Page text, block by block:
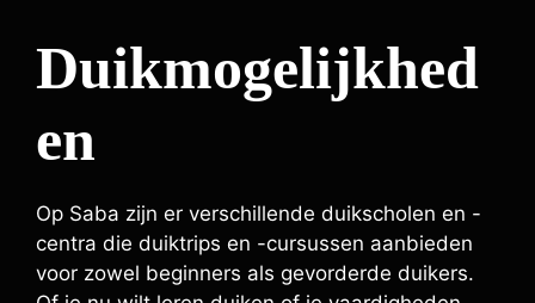
Duikmogelijkhed
en
Op Saba zijn er verschillende duikscholen en -
centra die duiktrips en -cursussen aanbieden
voor zowel beginners als gevorderde duikers.